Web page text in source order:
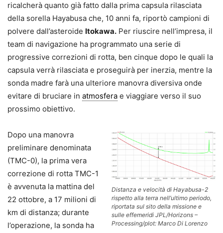
ricalcherà quanto già fatto dalla prima capsula rilasciata
della sorella Hayabusa che, 10 anni fa, riportò campioni di
polvere dall’asteroide Itokawa. Per riuscire nell’impresa, il
team di navigazione ha programmato una serie di
progressive correzioni di rotta, ben cinque dopo le quali la
capsula verrà rilasciata e proseguirà per inerzia, mentre la
sonda madre farà una ulteriore manovra diversiva onde
evitare di bruciare in atmosfera e viaggiare verso il suo
prossimo obiettivo.
Distanza e velocità di Hayabusa-2
rispetto alla terra nell’ultimo periodo,
riportata sul sito della missione e
sulle effemeridi JPL/Horizons –
Processing/plot: Marco Di Lorenzo
Dopo una manovra
preliminare denominata
(TMC-0), la prima vera
correzione di rotta TMC-1
è avvenuta la mattina del
22 ottobre, a 17 milioni di
km di distanza; durante
l’operazione, la sonda ha